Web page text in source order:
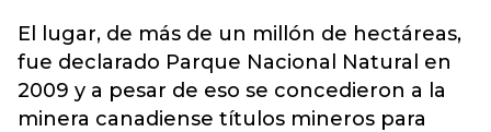
El lugar, de más de un millón de hectáreas,
fue declarado Parque Nacional Natural en
2009 y a pesar de eso se concedieron a la
minera canadiense títulos mineros para